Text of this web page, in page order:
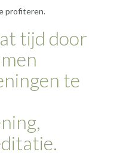
profiteren.
tijd door
te